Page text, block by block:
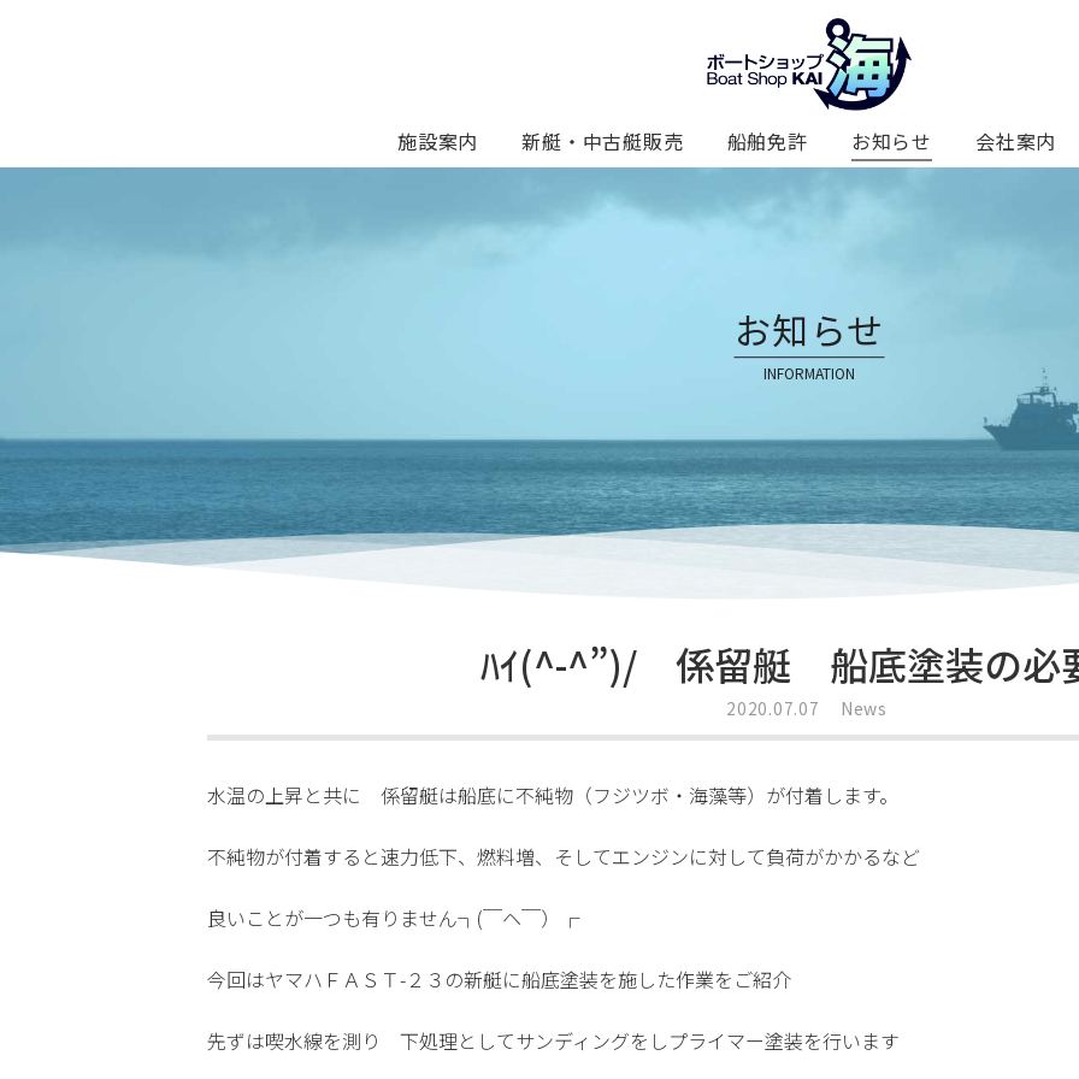
施設案内 新艇・中古艇販売 船舶免許 お知らせ 会社案内
お知らせ
INFORMATION
ﾊｲ(^-^”)/ 係留艇 船底塗装の必
2020.07.07 News
水温の上昇と共に 係留艇は船底に不純物（フジツボ・海藻等）が付着します。
不純物が付着すると速力低下、燃料増、そしてエンジンに対して負荷がかかるなど
良いことが一つも有りません┐(￣ヘ￣）┌
今回はヤマハＦＡＳＴ-２３の新艇に船底塗装を施した作業をご紹介
先ずは喫水線を測り 下処理としてサンディングをしプライマー塗装を行います